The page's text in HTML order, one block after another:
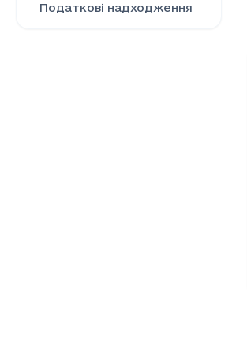
Податкові надходження